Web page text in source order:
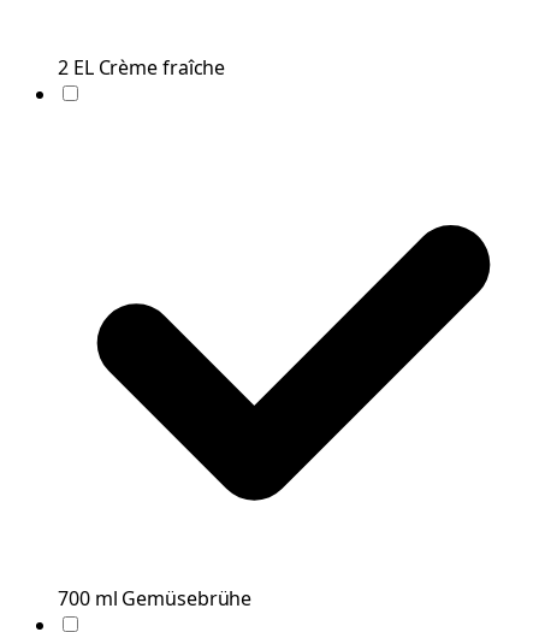
2 EL Crème fraîche
700 ml Gemüsebrühe